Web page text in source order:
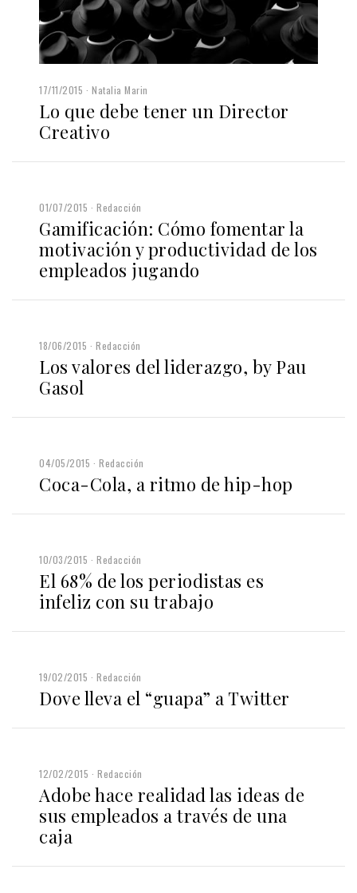
17/11/2015 Natalia Marin
Lo que debe tener un Director
Creativo
01/07/2015 Redacción
Gamificación: Cómo fomentar la
motivación y productividad de los
empleados jugando
18/06/2015 Redacción
Los valores del liderazgo, by Pau
Gasol
04/05/2015 Redacción
Coca-Cola, a ritmo de hip-hop
10/03/2015 Redacción
El 68% de los periodistas es
infeliz con su trabajo
19/02/2015 Redacción
Dove lleva el “guapa” a Twitter
12/02/2015 Redacción
Adobe hace realidad las ideas de
sus empleados a través de una
caja